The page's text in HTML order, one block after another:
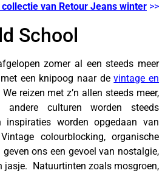
van Retour Jeans winter >>
School
zomer al een steeds meer
een knipoog naar devintage en
reizen met z’n allen steeds meer,
andere culturen worden steeds
inspiraties worden opgedaan van
colourblocking, organische
ons een gevoel van nostalgie,
jasje. Natuurtinten zoals mosgroen,